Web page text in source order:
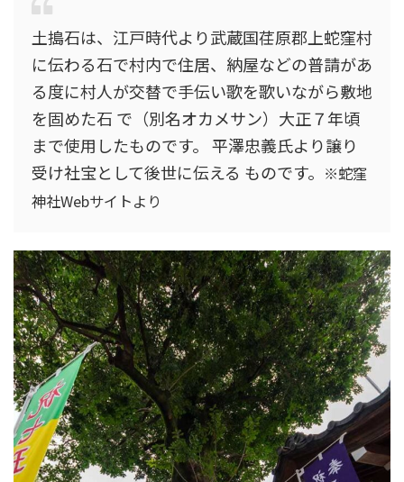
土搗石は、江戸時代より武蔵国荏原郡上蛇窪村
に伝わる石で村内で住居、納屋などの普請があ
る度に村人が交替で手伝い歌を歌いながら敷地
を固めた石 で（別名オカメサン）大正７年頃
まで使用したものです。 平澤忠義氏より譲り
受け社宝として後世に伝える ものです。 ※蛇窪
神社Webサイトより